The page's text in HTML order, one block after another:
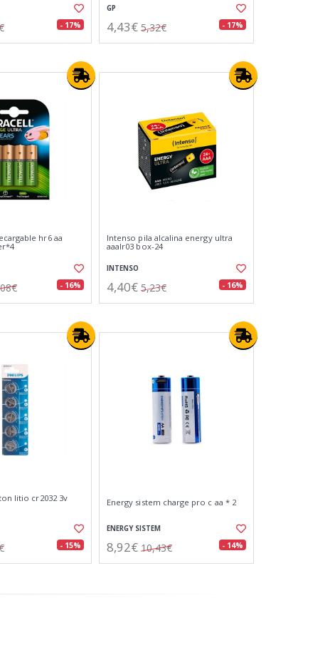
- 17%
GP
4,43€ 5,32€ - 17%
hr6 aa
- 16%
Intenso pila alcalina energy ultra
aaalr03 box-24
INTENSO
4,40€ 5,23€ - 16%
litio cr2032 3v
- 15%
Energy sistem charge pro c aa * 2
ENERGY SISTEM
8,92€ 10,43€ - 14%